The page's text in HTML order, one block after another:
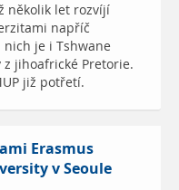
několik let rozvíjí
napříč
je i Tshwane
z jihoafrické Pretorie.
již potřetí.
Erasmus
v Seoule